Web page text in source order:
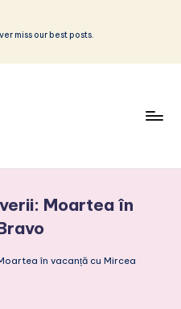
miss our best posts.
Moartea în
în vacanță cu Mircea